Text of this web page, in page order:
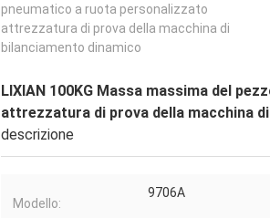
pneumatico a ruota personalizzato
attrezzatura di prova della macchina di
bilanciamento dinamico
LIXIAN 100KG Massa massima del
attrezzatura di prova della macchina
descrizione
Modello:
9706A